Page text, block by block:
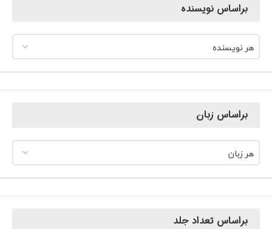
براساس نویسنده
هر نویسنده
براساس زبان
هر زبان
براساس تعداد جلد